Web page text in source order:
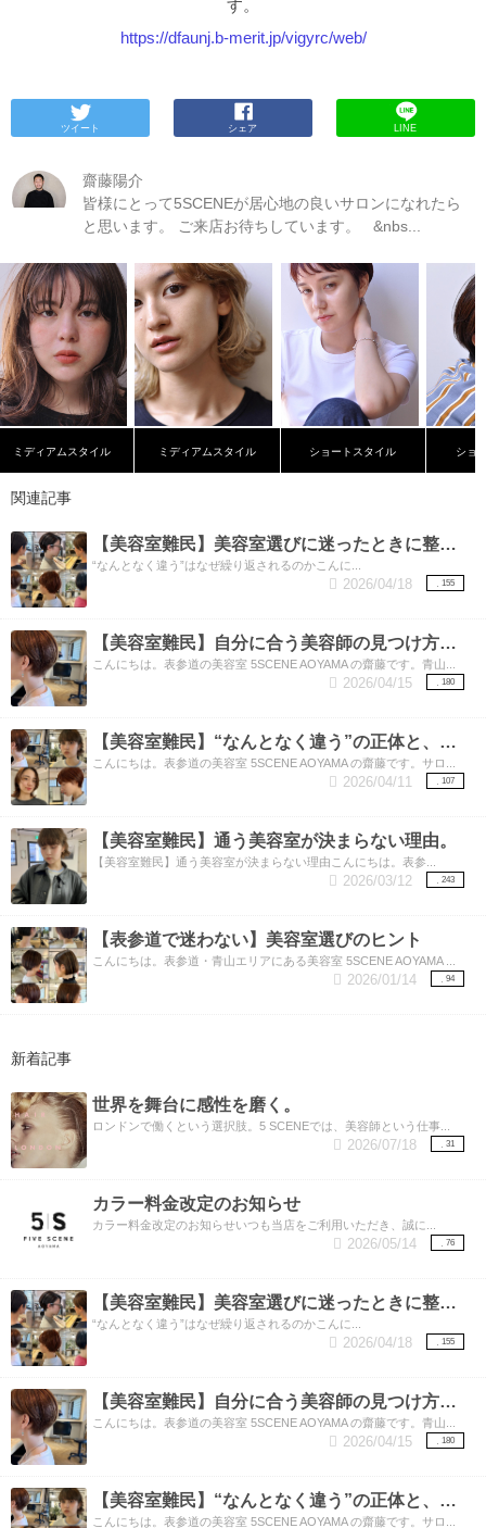
す。
https://dfaunj.b-merit.jp/vigyrc/web/
ツイート シェア LINE
齋藤陽介
皆様にとって5SCENEが居心地の良いサロンになれたら
と思います。 ご来店お待ちしています。 &nbs...
ミディアムスタイル ミディアムスタイル ショートスタイル ショ
関連記事
【美容室難民】美容室選びに迷ったときに整理したいこと。
“なんとなく違う”はなぜ繰り返されるのかこんに...
155
2026/04/18
【美容室難民】自分に合う美容師の見つけ方と、しっくりくる理由。
こんにちは。表参道の美容室 5SCENE AOYAMA の齋藤です。青山...
180
2026/04/15
【美容室難民】“なんとなく違う”の正体と、美容師が見ているもの。
こんにちは。表参道の美容室 5SCENE AOYAMA の齋藤です。サロ...
107
2026/04/11
【美容室難民】通う美容室が決まらない理由。
【美容室難民】通う美容室が決まらない理由こんにちは。表参...
243
2026/03/12
【表参道で迷わない】美容室選びのヒント
こんにちは。表参道・青山エリアにある美容室 5SCENE AOYAMA ...
94
2026/01/14
新着記事
世界を舞台に感性を磨く。
ロンドンで働くという選択肢。5 SCENEでは、美容師という仕事...
31
2026/07/18
カラー料金改定のお知らせ
カラー料金改定のお知らせいつも当店をご利用いただき、誠に...
76
2026/05/14
【美容室難民】美容室選びに迷ったときに整理したいこと。
“なんとなく違う”はなぜ繰り返されるのかこんに...
155
2026/04/18
【美容室難民】自分に合う美容師の見つけ方と、しっくりくる理由。
こんにちは。表参道の美容室 5SCENE AOYAMA の齋藤です。青山...
180
2026/04/15
【美容室難民】“なんとなく違う”の正体と、美容師が見ているもの。
こんにちは。表参道の美容室 5SCENE AOYAMA の齋藤です。サロ...